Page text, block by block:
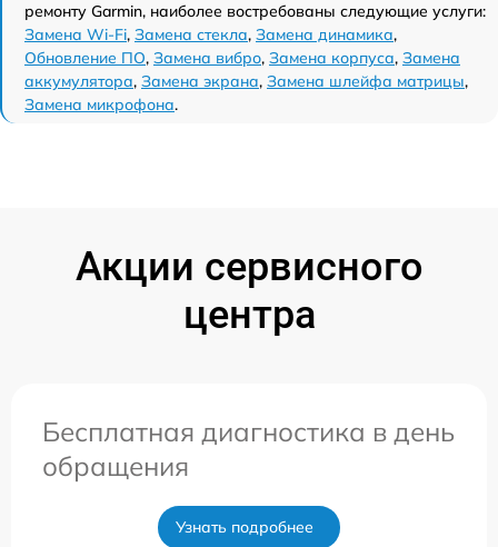
ремонту Garmin, наиболее востребованы следующие услуги:
Замена Wi-Fi, Замена стекла, Замена динамика,
Обновление ПО, Замена вибро, Замена корпуса, Замена
аккумулятора, Замена экрана, Замена шлейфа матрицы,
Замена микрофона.
Акции сервисного
центра
Бесплатная диагностика в день
обращения
Узнать подробнее